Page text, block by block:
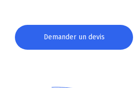
Demander un devis